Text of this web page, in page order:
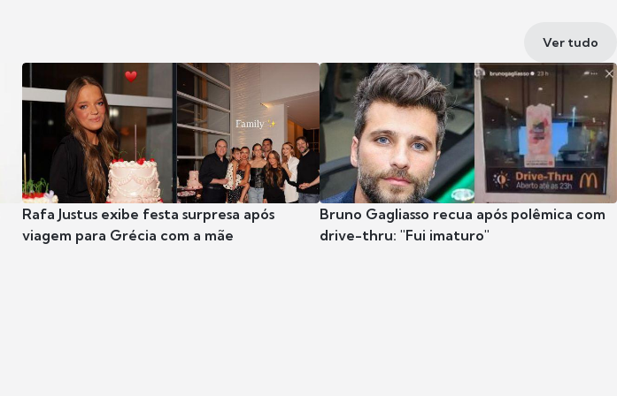
Ver tudo
Rafa Justus exibe festa surpresa após
viagem para Grécia com a mãe
Bruno Gagliasso recua após polêmica com
drive-thru: "Fui imaturo"